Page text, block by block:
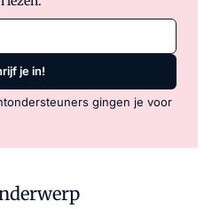
je in!
gingen je voor